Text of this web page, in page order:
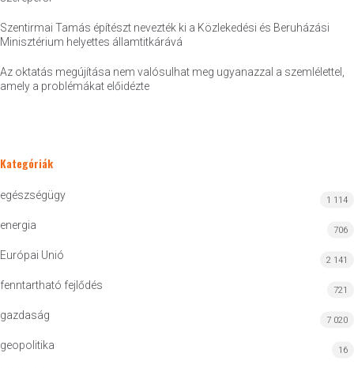
Szentirmai Tamás építészt nevezték ki a Közlekedési és Beruházási
Minisztérium helyettes államtitkárává
Az oktatás megújítása nem valósulhat meg ugyanazzal a szemlélettel,
amely a problémákat előidézte
Kategóriák
egészségügy 1 114
energia 706
Európai Unió 2 141
fenntartható fejlődés 721
gazdaság 7 020
geopolitika 16